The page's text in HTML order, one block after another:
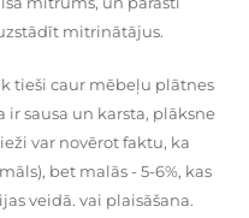
mitrinātājus.
tieši caur mēbeļu plātnes
ir sausa un karsta, plāksne
var novērot faktu, ka
bet malās - 5-6%, kas
veidā. vai plaisāšana.